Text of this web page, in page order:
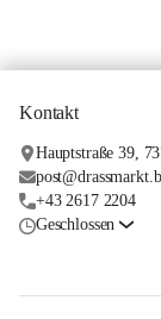
Kontakt
Hauptstraße 39,
+43 2617 2204
Geschlossen